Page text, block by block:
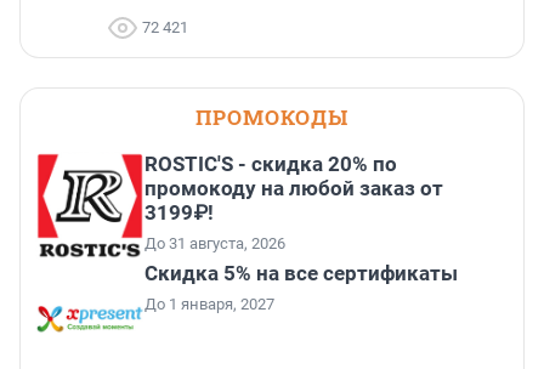
72 421
ПРОМОКОДЫ
ROSTIC'S - скидка 20% по
промокоду на любой заказ от
3199₽!
До 31 августа, 2026
Скидка 5% на все сертификаты
До 1 января, 2027